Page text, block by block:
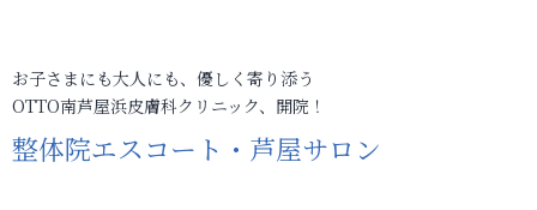
お子さまにも大人にも、優しく寄り添う
OTTO南芦屋浜皮膚科クリニック、開院！
整体院エスコート・芦屋サロン